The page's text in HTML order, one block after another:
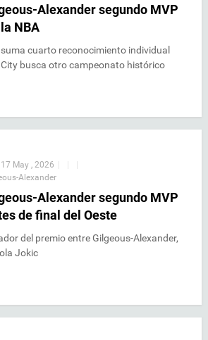
Alexander segundo MVP
NBA
cuarto reconocimiento individual
busca otro campeonato histórico
17 May , 2026 | |
|
Alexander
Alexander segundo MVP
de final del Oeste
del premio entre Gilgeous-Alexander,
Jokic